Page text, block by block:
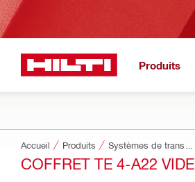
Produits
Accueil Produits
COFFRET TE 4-A22 VIDE